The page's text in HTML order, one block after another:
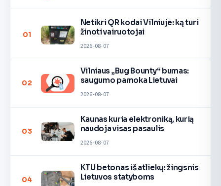
01
Netikri QR kodai Vilniuje: ką turi
žinoti vairuotojai
2026-08-07
02
Vilniaus „Bug Bounty“ bumas:
saugumo pamoka Lietuvai
2026-08-07
03
Kaunas kuria elektroniką, kurią
naudoja visas pasaulis
2026-08-07
04
KTU betonas iš atliekų: žingsnis
Lietuvos statyboms